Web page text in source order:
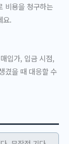
비용을 청구하는
요.
입가, 입금 시점,
겼을 때 대응할 수